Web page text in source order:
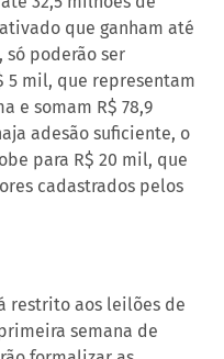
que ganham até
só poderão ser
5 mil, que representam
e somam R$ 78,9
adesão suficiente, o
para R$ 20 mil, que
cadastrados pelos
restrito aos leilões de
semana de